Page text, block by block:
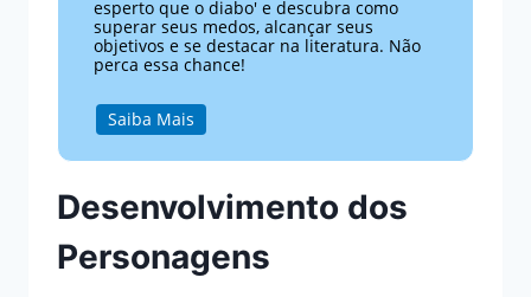
esperto que o diabo' e descubra como
superar seus medos, alcançar seus
objetivos e se destacar na literatura. Não
perca essa chance!
Saiba Mais
Desenvolvimento dos
Personagens